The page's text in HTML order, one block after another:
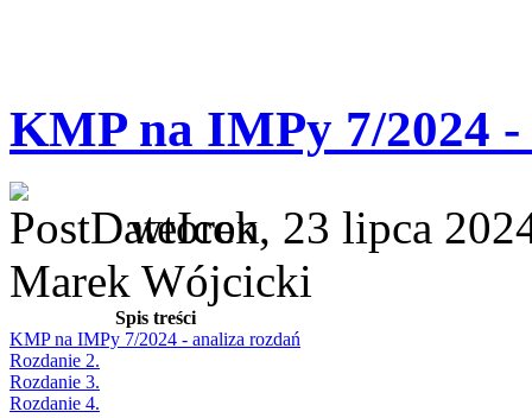
KMP na IMPy 7/2024
wtorek, 23 lipca
Marek Wójcicki
Spis treści
KMP na IMPy 7/2024 - analiza rozdań
Rozdanie 2.
Rozdanie 3.
Rozdanie 4.